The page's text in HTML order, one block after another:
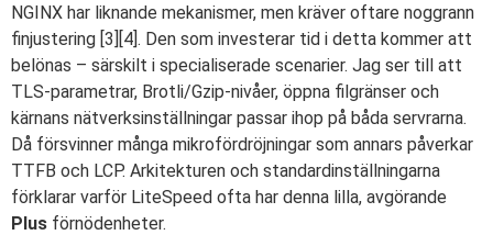
NGINX har liknande mekanismer, men kräver oftare noggrann
finjustering [3][4]. Den som investerar tid i detta kommer att
belönas – särskilt i specialiserade scenarier. Jag ser till att
TLS-parametrar, Brotli/Gzip-nivåer, öppna filgränser och
kärnans nätverksinställningar passar ihop på båda servrarna.
Då försvinner många mikrofördröjningar som annars påverkar
TTFB och LCP. Arkitekturen och standardinställningarna
förklarar varför LiteSpeed ofta har denna lilla, avgörande
Plus förnödenheter.